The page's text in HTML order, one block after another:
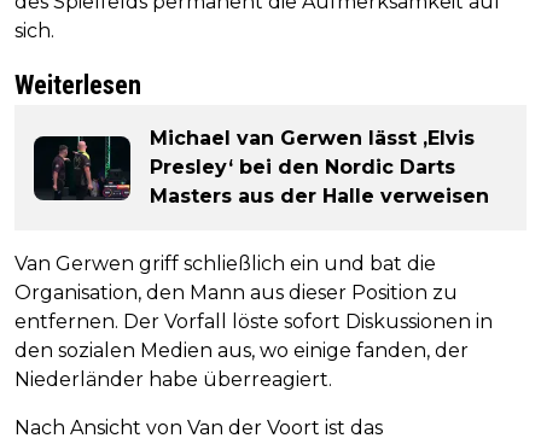
sich.
Weiterlesen
Michael van Gerwen lässt ‚Elvis
Presley‘ bei den Nordic Darts
Masters aus der Halle verweisen
Van Gerwen griff schließlich ein und bat die
Organisation, den Mann aus dieser Position zu
entfernen. Der Vorfall löste sofort Diskussionen in
den sozialen Medien aus, wo einige fanden, der
Niederländer habe überreagiert.
Nach Ansicht von Van der Voort ist das